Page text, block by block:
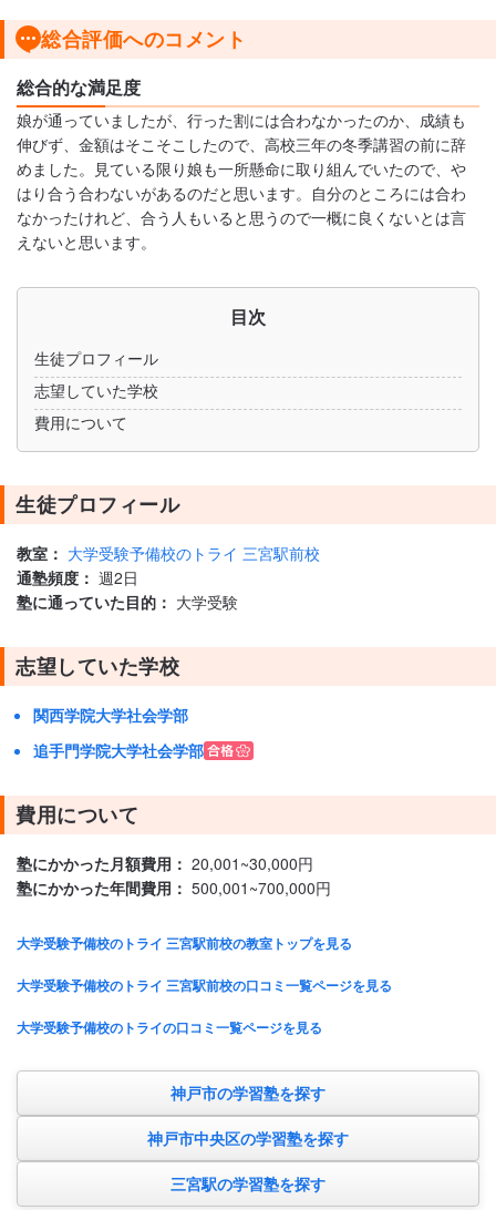
総合評価へのコメント
総合的な満足度
娘が通っていましたが、行った割には合わなかったのか、成績も
伸びず、金額はそこそこしたので、高校三年の冬季講習の前に辞
めました。見ている限り娘も一所懸命に取り組んでいたので、や
はり合う合わないがあるのだと思います。自分のところには合わ
なかったけれど、合う人もいると思うので一概に良くないとは言
えないと思います。
目次
生徒プロフィール
志望していた学校
費用について
生徒プロフィール
教室： 大学受験予備校のトライ 三宮駅前校
通塾頻度： 週2日
塾に通っていた目的： 大学受験
志望していた学校
関西学院大学社会学部
追手門学院大学社会学部
費用について
塾にかかった月額費用： 20,001~30,000円
塾にかかった年間費用： 500,001~700,000円
大学受験予備校のトライ 三宮駅前校の教室トップを見る
大学受験予備校のトライ 三宮駅前校の口コミ一覧ページを見る
大学受験予備校のトライの口コミ一覧ページを見る
神戸市の学習塾を探す
神戸市中央区の学習塾を探す
三宮駅の学習塾を探す